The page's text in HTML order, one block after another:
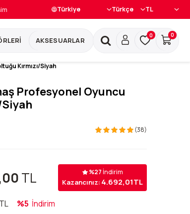
AKSESUARLAR
0 0
Kırmızı/Siyah
Profesyonel Oyuncu
Siyah
(38)
TL %27İndirim
Kazancınız: 4.692,01TL
TL %5 İndirim